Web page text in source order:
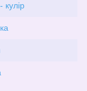
кулір